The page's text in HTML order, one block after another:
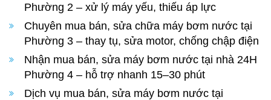
Phường 2 – xử lý máy yếu, thiếu áp lực
Chuyên mua bán, sửa chữa máy bơm nước tại
Phường 3 – thay tụ, sửa motor, chống chập điện
Nhận mua bán, sửa máy bơm nước tại nhà 24H
Phường 4 – hỗ trợ nhanh 15–30 phút
Dịch vụ mua bán, sửa máy bơm nước tại